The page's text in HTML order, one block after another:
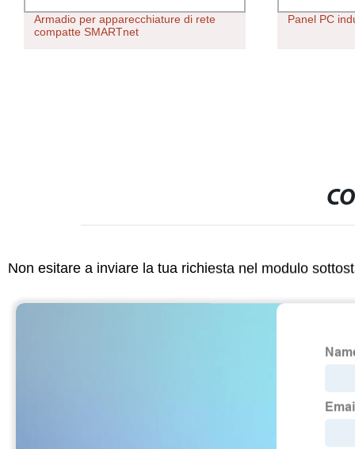
Armadio per apparecchiature di rete
compatte SMARTnet
Panel PC
Non esitare a inviare la tua richiesta nel modulo